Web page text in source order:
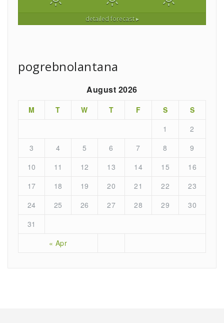
detailed forecast ▸
pogrebnolantana
August 2026
M T W T F S S
« Apr
1
2
3
4 5 6 7 8
9
10
11 12 13 14 15
16
17
18 19 20 21 22
23
24
25 26 27 28 29
30
31